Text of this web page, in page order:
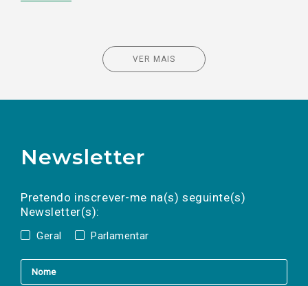
VER MAIS
Newsletter
Pretendo inscrever-me na(s) seguinte(s)
Newsletter(s):
Geral Parlamentar
a(s) newsletter(s).
mail